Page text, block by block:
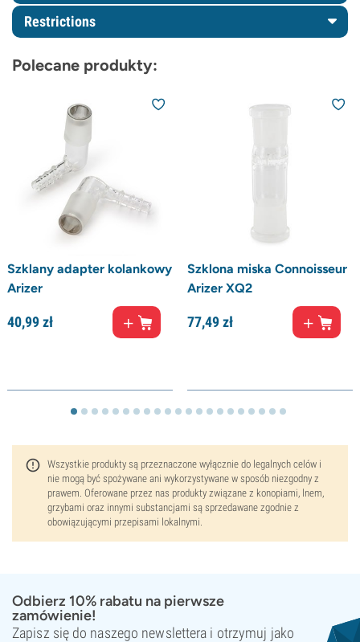
Restrictions
Polecane produkty:
Szklany adapter kolankowy
Arizer
40,99zł
Szklona miska Connoisseur
Arizer XQ2
77,49zł
Wszystkie produkty są przeznaczone wyłącznie do legalnych celów i
nie mogą być spożywane ani wykorzystywane w sposób niezgodny z
prawem. Oferowane przez nas produkty związane z konopiami, lnem,
grzybami oraz innymi substancjami są sprzedawane zgodnie z
obowiązującymi przepisami lokalnymi.
Odbierz 10% rabatu na pierwsze
zamówienie!
Zapisz się do naszego newslettera i otrzymuj jako